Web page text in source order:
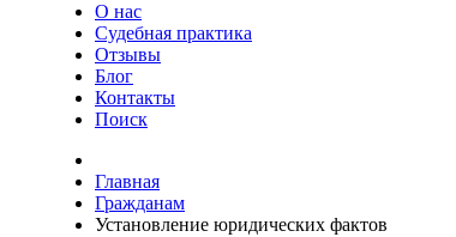
О нас
Судебная практика
Отзывы
Блог
Контакты
Поиск
Главная
Гражданам
Установление юридических фактов